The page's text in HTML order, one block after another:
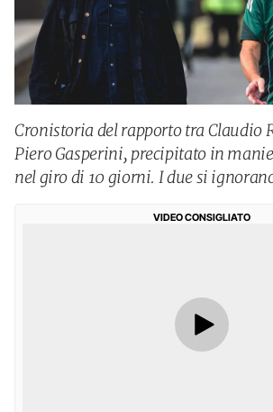
Cronistoria del rapporto tra Claudio
Piero Gasperini, precipitato in
nel giro di 10 giorni. I due si
VIDEO CONSIGLIATO